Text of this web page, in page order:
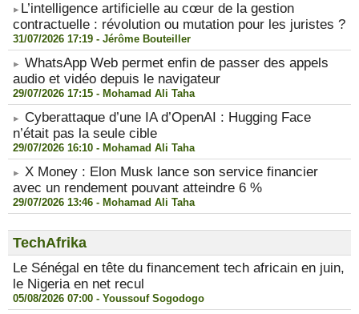
​L’intelligence artificielle au cœur de la gestion
contractuelle : révolution ou mutation pour les juristes ?
31/07/2026 17:19 - Jérôme Bouteiller
WhatsApp Web permet enfin de passer des appels
audio et vidéo depuis le navigateur
29/07/2026 17:15 - Mohamad Ali Taha
Cyberattaque d’une IA d’OpenAI : Hugging Face
n’était pas la seule cible
29/07/2026 16:10 - Mohamad Ali Taha
X Money : Elon Musk lance son service financier
avec un rendement pouvant atteindre 6 %
29/07/2026 13:46 - Mohamad Ali Taha
TechAfrika
Le Sénégal en tête du financement tech africain en juin,
le Nigeria en net recul
05/08/2026 07:00 - Youssouf Sogodogo